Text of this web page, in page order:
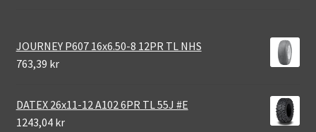
JOURNEY P607 16x6.50-8 12PR TL NHS
763,39 kr
DATEX 26x11-12 A102 6PR TL 55J #E
1243,04 kr